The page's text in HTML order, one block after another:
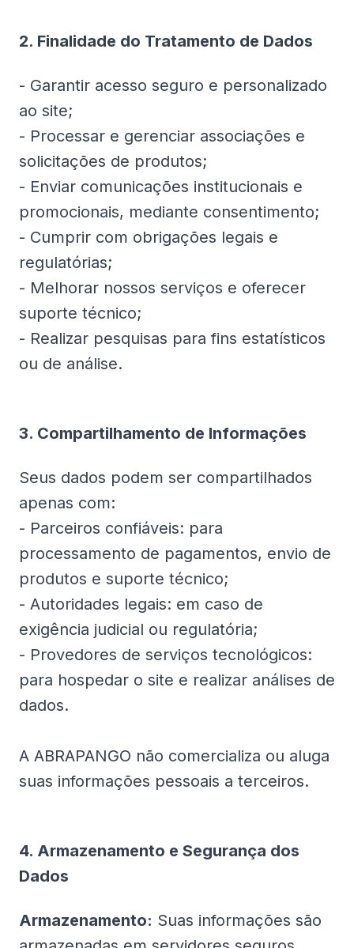
2. Finalidade do Tratamento de Dados
- Garantir acesso seguro e personalizado
ao site;
- Processar e gerenciar associações e
solicitações de produtos;
- Enviar comunicações institucionais e
promocionais, mediante consentimento;
- Cumprir com obrigações legais e
regulatórias;
- Melhorar nossos serviços e oferecer
suporte técnico;
- Realizar pesquisas para fins estatísticos
ou de análise.
3. Compartilhamento de Informações
Seus dados podem ser compartilhados
apenas com:
- Parceiros confiáveis: para
processamento de pagamentos, envio de
produtos e suporte técnico;
- Autoridades legais: em caso de
exigência judicial ou regulatória;
- Provedores de serviços tecnológicos:
para hospedar o site e realizar análises de
dados.
A ABRAPANGO não comercializa ou aluga
suas informações pessoais a terceiros.
4. Armazenamento e Segurança dos
Dados
Armazenamento: Suas informações são